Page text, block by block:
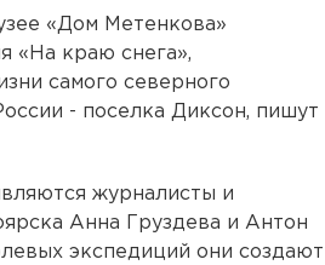
«Дом Метенкова»
«На краю снега»,
самого северного
- поселка Диксон, пишут
журналисты и
Анна Груздева и Антон
экспедиций они создают